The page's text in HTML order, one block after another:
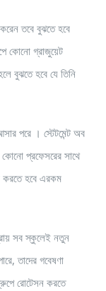
তবে বুঝতে হবে
কোনো গ্রাজুয়েট
বুঝতে হবে যে তিনি
পরে । স্টেটমেন্ট অব
প্রফেসরের সাথে
করতে হবে এরকম
সব স্কুলেই নতুন
তাদের গবেষণা
রোটেসন করতে